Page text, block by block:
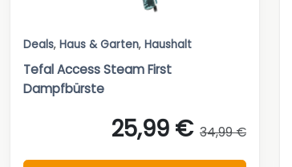
Deals, Haus & Garten, Haushalt
Tefal Access Steam First
Dampfbürste
25,99 € 34,99 €